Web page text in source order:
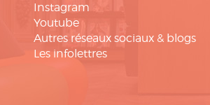
Instagram
Youtube
Autres réseaux sociaux & blogs
Les infolettres